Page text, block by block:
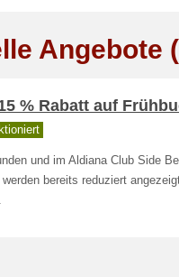
Angebote
% Rabatt auf
und im Aldiana Club Side
werden bereits reduziert